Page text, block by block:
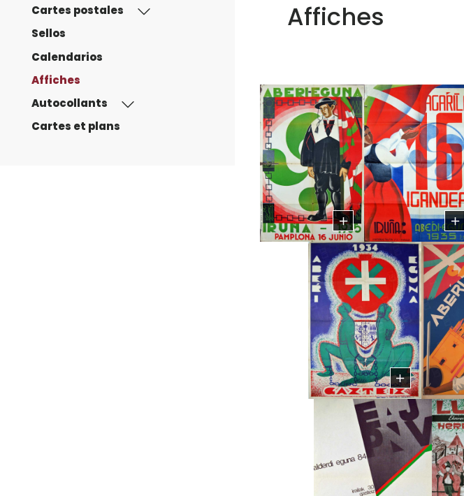
Cartes postales
Sellos
Calendarios
Affiches
Autocollants
Cartes et plans
Affiches